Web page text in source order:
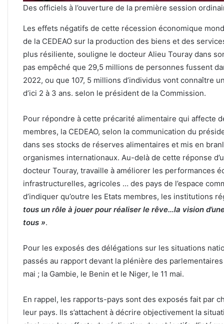
Des officiels à l’ouverture de la première session
Les effets négatifs de cette récession économique
de la CEDEAO sur la production des biens et des
plus résiliente, souligne le docteur Alieu Touray dans
pas empêché que 29,5 millions de personnes fussent
2022, ou que 107, 5 millions d’individus vont connaître
d’ici 2 à 3 ans. selon le président de la Commission.
Pour répondre à cette précarité alimentaire qui affecte
membres, la CEDEAO, selon la communication du
dans ses stocks de réserves alimentaires et mis en
organismes internationaux. Au-delà de cette réponse
docteur Touray, travaille à améliorer les performances
infrastructurelles, agricoles … des pays de l’espace
d’indiquer qu’outre les Etats membres, les institutions
tous un rôle à jouer pour réaliser le rêve…la vision
tous ».
Pour les exposés des délégations sur les situations
passés au rapport devant la plénière des
mai ; la Gambie, le Benin et le Niger, le 11 mai.
En rappel, les rapports-pays sont des exposés fait par
leur pays. Ils s’attachent à décrire objectivement la